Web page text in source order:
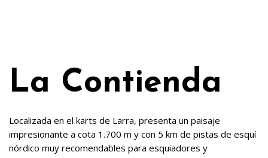
La Contienda
Localizada en el karts de Larra, presenta un paisaje
impresionante a cota 1.700 m y con 5 km de pistas de esquí
nórdico muy recomendables para esquiadores y